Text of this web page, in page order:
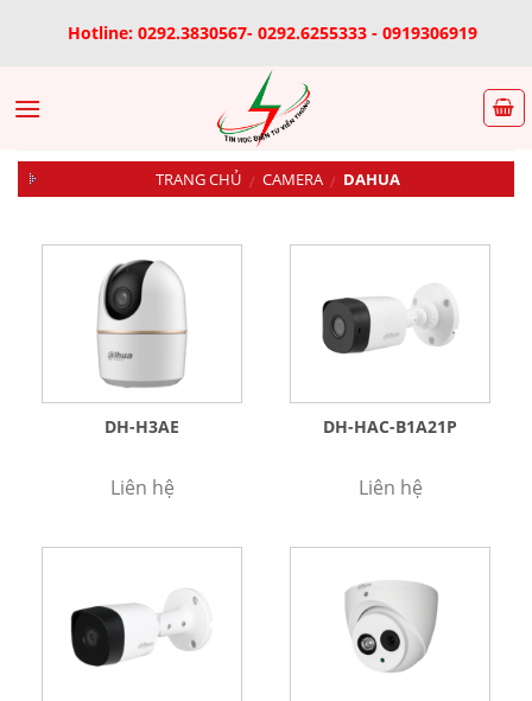
Hotline: 0292.3830567- 0292.6255333 - 0919306919
TRANG CHỦ / CAMERA / DAHUA
DH-H3AE
Liên hệ
DH-HAC-B1A21P
Liên hệ